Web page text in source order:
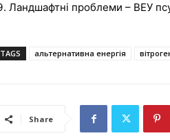
Ландшафтні проблеми – ВЕУ
TAGS альтернативна енергія
Share